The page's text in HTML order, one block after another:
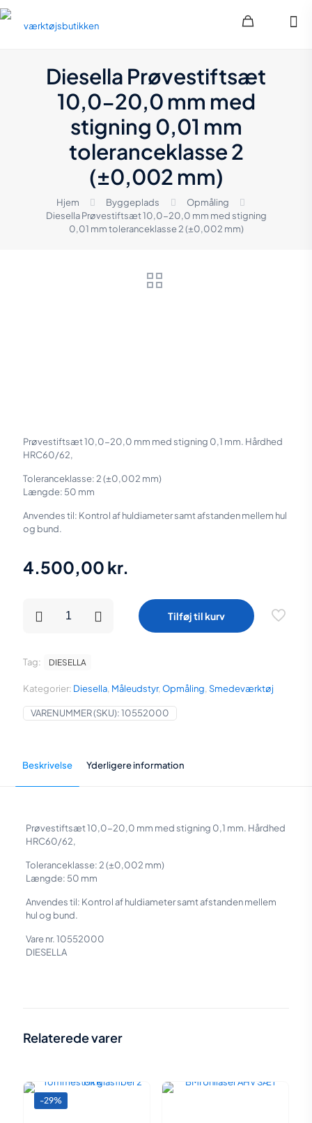
Diesella Prøvestiftsæt
10,0-20,0 mm med
stigning 0,01 mm
toleranceklasse 2
(±0,002 mm)
Hjem Byggeplads
Opmåling
Diesella Prøvestiftsæt 10,0-20,0 mm med stigning
0,01 mm toleranceklasse 2 (±0,002 mm)
Prøvestiftsæt 10,0-20,0 mm med stigning 0,1 mm. Hårdhed
HRC60/62,
Toleranceklasse: 2 (±0,002 mm)
Længde: 50 mm
Anvendes til: Kontrol af huldiameter samt afstanden mellem hul
og bund.
4.500,00 kr.
Prøvestiftsæt
mm
med
stigning
mm
toleranceklasse
mm)
Tilføj til kurv
VARENUMMER (SKU):10552000
Kategorier: Diesella, Måleudstyr, Opmåling, Smedeværktøj
Tag: DIESELLA
Beskrivelse Yderligere information
Prøvestiftsæt 10,0-20,0 mm med stigning 0,1 mm. Hårdhed
HRC60/62,
Toleranceklasse: 2 (±0,002 mm)
Længde: 50 mm
Anvendes til: Kontrol af huldiameter samt afstanden mellem
hul og bund.
Vare nr. 10552000
DIESELLA
Relaterede varer
-29%